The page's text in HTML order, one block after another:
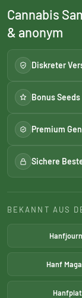
Cannabis
& anonym
Diskreter
Bonus Seeds
Premium
Sichere
BEKANNT AUS
Hanf